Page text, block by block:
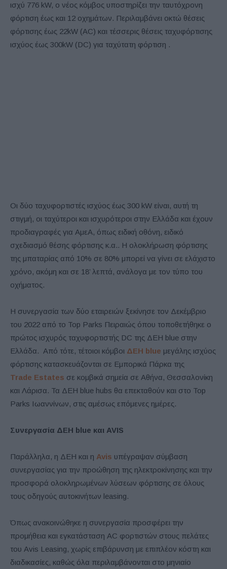
ισχύ 776 kW, ο νέος κόμβος υποστηρίζει την ταυτόχρονη
φόρτιση έως και 12 οχημάτων. Περιλαμβάνει οκτώ θέσεις
φόρτισης έως 22kW (AC) και τέσσερις θέσεις ταχυφόρτισης
ισχύος έως 300kW (DC) για ταχύτατη φόρτιση .
Oι δύο ταχυφορτιστές ισχύος έως 300 kW είναι, αυτή τη
στιγμή, οι ταχύτεροι και ισχυρότεροι στην Ελλάδα και έχουν
προδιαγραφές για ΑμεΑ, όπως ειδική οθόνη, ειδικό
σχεδιασμό θέσης φόρτισης κ.α.. Η ολοκλήρωση φόρτισης
της μπαταρίας από 10% σε 80% μπορεί να γίνει σε ελάχιστο
χρόνο, ακόμη και σε 18’ λεπτά, ανάλογα με τον τύπο του
οχήματος.
Η συνεργασία των δύο εταιρειών ξεκίνησε τον Δεκέμβριο
του 2022 από το Top Parks Πειραιώς όπου τοποθετήθηκε ο
πρώτος ισχυρός ταχυφορτιστής DC της ΔΕΗ blue στην
Ελλάδα. Από τότε, τέτοιοι κόμβοι ΔΕΗ blue μεγάλης ισχύος
φόρτισης κατασκευάζονται σε Εμπορικά Πάρκα της
Trade Estates σε κομβικά σημεία σε Αθήνα, Θεσσαλονίκη
και Λάρισα. Τα ΔΕΗ blue hubs θα επεκταθούν και στο Top
Parks Ιωαννίνων, στις αμέσως επόμενες ημέρες.
Συνεργασία ΔΕΗ blue και AVIS
Παράλληλα, η ΔΕΗ και η Avis υπέγραψαν σύμβαση
συνεργασίας για την προώθηση της ηλεκτροκίνησης και την
προσφορά ολοκληρωμένων λύσεων φόρτισης σε όλους
τους οδηγούς αυτοκινήτων leasing.
Όπως ανακοινώθηκε η συνεργασία προσφέρει την
προμήθεια και εγκατάσταση AC φορτιστών στους πελάτες
του Avis Leasing, χωρίς επιβάρυνση με επιπλέον κόστη και
διαδικασίες, καθώς όλα περιλαμβάνονται στο μηνιαίο